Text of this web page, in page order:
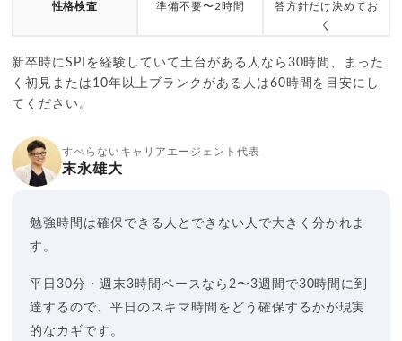
性格検査 準備不要〜2時間
答方針だけ決めてお
く
新卒時にSPIを経験していて土台がある人なら30時間、まった
く初見または10年以上ブランクがある人は60時間を目安にし
てください。
すべらないキャリアエージェント代表
末永雄大
勉強時間は確保できる人とできない人で大きく分かれま
す。
平日30分・週末3時間ペースなら2〜3週間で30時間に到
達するので、平日のスキマ時間をどう確保するかが現実
的なカギです。